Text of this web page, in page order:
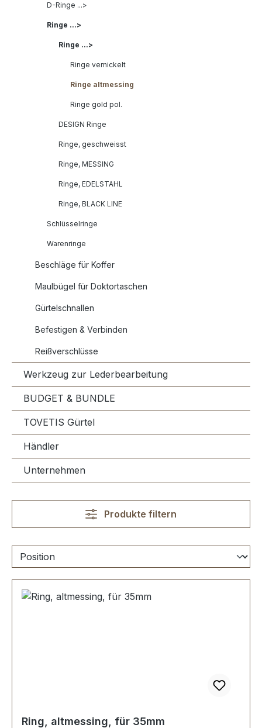
D-Ringe ...>
Ringe ...>
Ringe ...>
Ringe vernickelt
Ringe altmessing
Ringe gold pol.
DESIGN Ringe
Ringe, geschweisst
Ringe, MESSING
Ringe, EDELSTAHL
Ringe, BLACK LINE
Schlüsselringe
Warenringe
Beschläge für Koffer
Maulbügel für Doktortaschen
Gürtelschnallen
Befestigen & Verbinden
Reißverschlüsse
Werkzeug zur Lederbearbeitung
BUDGET & BUNDLE
TOVETIS Gürtel
Händler
Unternehmen
Produkte filtern
Ring, altmessing, für 35mm